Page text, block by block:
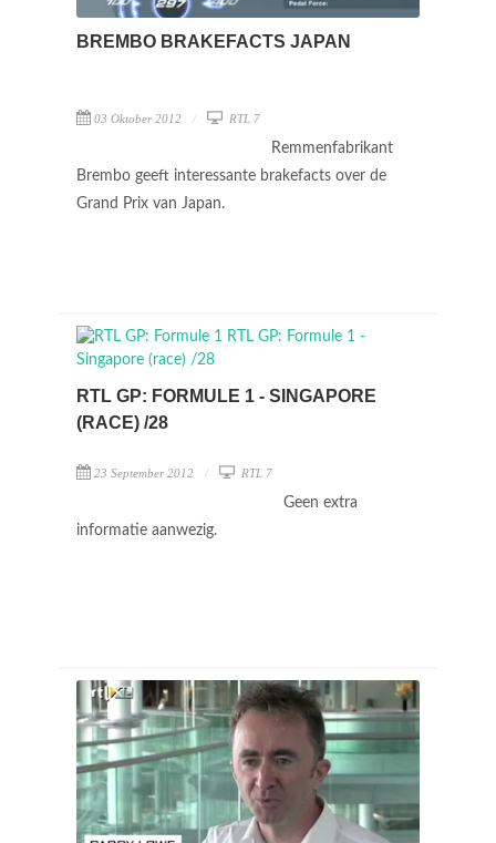
BREMBO BRAKEFACTS JAPAN
03 Oktober 2012 RTL 7
Remmenfabrikant
Brembo geeft interessante brakefacts over de
Grand Prix van Japan.
RTL GP: FORMULE 1 - SINGAPORE
(RACE) /28
23 September 2012 RTL 7
Geen extra
informatie aanwezig.